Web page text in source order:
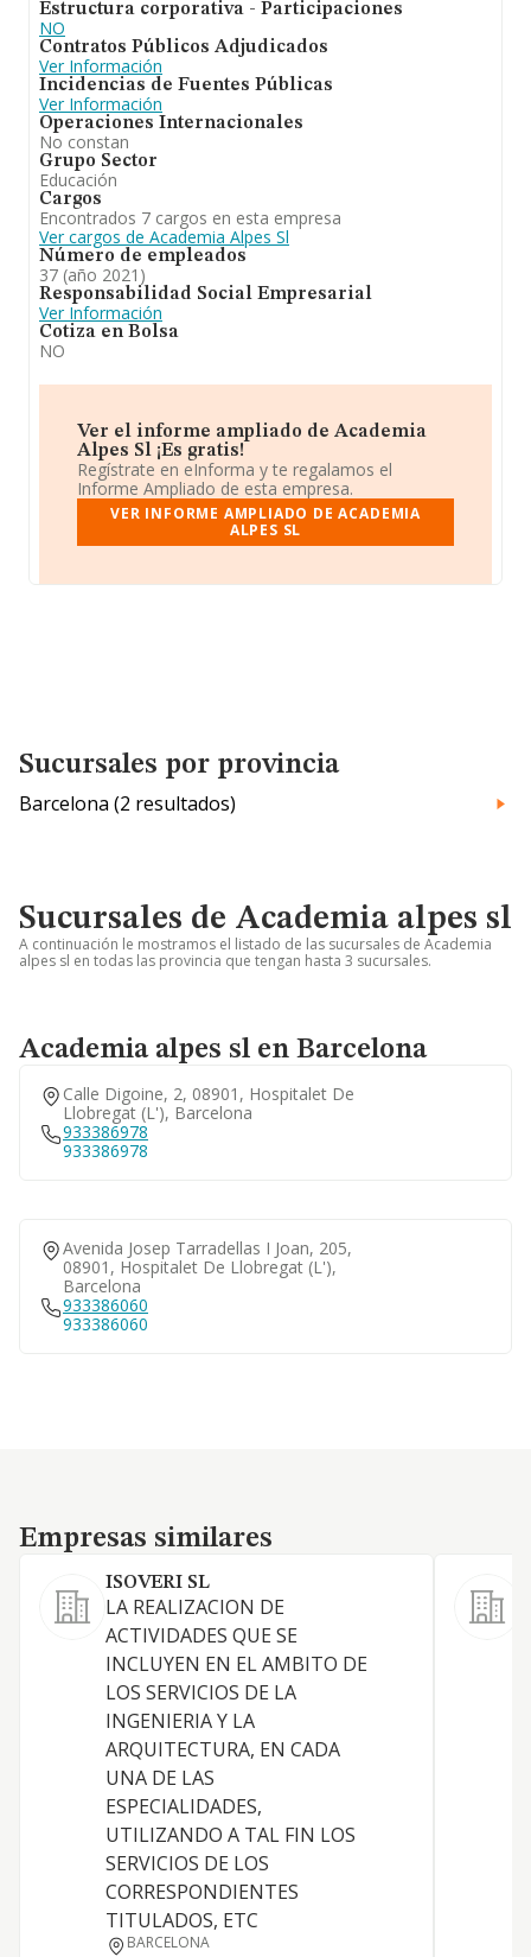
Estructura corporativa - Participaciones
NO
Contratos Públicos Adjudicados
Ver Información
Incidencias de Fuentes Públicas
Ver Información
Operaciones Internacionales
No constan
Grupo Sector
Educación
Cargos
Encontrados 7 cargos en esta empresa
Ver cargos de Academia Alpes Sl
Número de empleados
37 (año 2021)
Responsabilidad Social Empresarial
Ver Información
Cotiza en Bolsa
NO
Ver el informe ampliado de Academia
Alpes Sl ¡Es gratis!
Regístrate en eInforma y te regalamos el
Informe Ampliado de esta empresa.
VER INFORME AMPLIADO DE ACADEMIA
ALPES SL
Sucursales por provincia
Barcelona (2 resultados)
Sucursales de Academia alpes sl
A continuación le mostramos el listado de las sucursales de Academia
alpes sl en todas las provincia que tengan hasta 3 sucursales.
Academia alpes sl en Barcelona
Calle Digoine, 2, 08901, Hospitalet De
Llobregat (l'), Barcelona
933386978
933386978
Avenida Josep Tarradellas I Joan, 205,
08901, Hospitalet De Llobregat (l'),
Barcelona
933386060
933386060
Empresas similares
Empresas similares
ISOVERI SL
LA REALIZACION DE
ACTIVIDADES QUE SE
INCLUYEN EN EL AMBITO DE
LOS SERVICIOS DE LA
INGENIERIA Y LA
ARQUITECTURA, EN CADA
UNA DE LAS
ESPECIALIDADES,
UTILIZANDO A TAL FIN LOS
SERVICIOS DE LOS
CORRESPONDIENTES
TITULADOS, ETC
BARCELONA